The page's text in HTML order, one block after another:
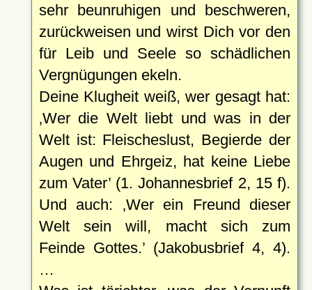
sehr beunruhigen und beschweren,
zurückweisen und wirst Dich vor den
für Leib und Seele so schädlichen
Vergnügungen ekeln.
Deine Klugheit weiß, wer gesagt hat:
Wer die Welt liebt und was in der
Welt ist: Fleischeslust, Begierde der
Augen und Ehrgeiz, hat keine Liebe
zum Vater (1. Johannesbrief 2, 15 f).
Und auch:
Wer ein Freund dieser
Welt sein will, macht sich zum
Feinde Gottes.(Jakobusbrief 4, 4).
…